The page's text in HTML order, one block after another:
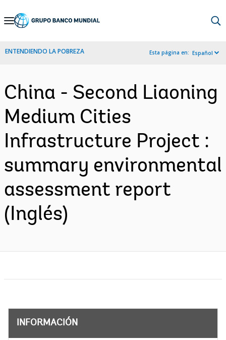
Skip
Navigation
ENTENDIENDO LA POBREZA Esta página en: Español
China - Second Liaoning
Medium Cities
Infrastructure Project :
summary environmental
assessment report
(Inglés)
INFORMACIÓN